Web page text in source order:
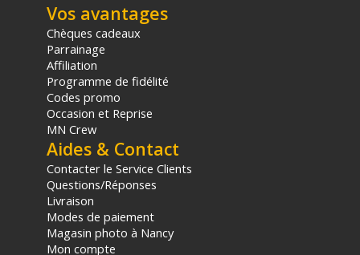
Vos avantages
Chèques cadeaux
Parrainage
Affiliation
Programme de fidélité
Codes promo
Occasion et Reprise
MN Crew
Aides & Contact
Contacter le Service Clients
Questions/Réponses
Livraison
Modes de paiement
Magasin photo à Nancy
Mon compte